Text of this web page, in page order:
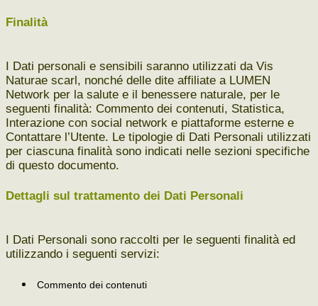
Finalità
I Dati personali e sensibili saranno utilizzati da Vis
Naturae scarl, nonché delle dite affiliate a LUMEN
Network per la salute e il benessere naturale, per le
seguenti finalità: Commento dei contenuti, Statistica,
Interazione con social network e piattaforme esterne e
Contattare l’Utente. Le tipologie di Dati Personali utilizzati
per ciascuna finalità sono indicati nelle sezioni specifiche
di questo documento.
Dettagli sul trattamento dei Dati Personali
I Dati Personali sono raccolti per le seguenti finalità ed
utilizzando i seguenti servizi:
Commento dei contenuti